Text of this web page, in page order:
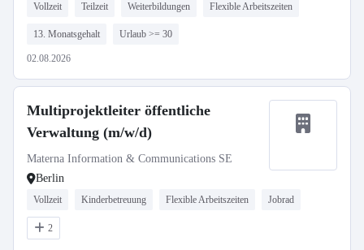
Vollzeit Teilzeit Weiterbildungen Flexible Arbeitszeiten
13. Monatsgehalt Urlaub >= 30
02.08.2026
Multiprojektleiter öffentliche
Verwaltung (m/w/d)
Materna Information & Communications SE
Berlin
Vollzeit Kinderbetreuung Flexible Arbeitszeiten Jobrad
2